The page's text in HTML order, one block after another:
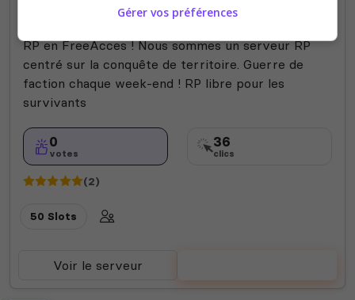
No Man's Land RP
RP en FreeAcces ! Nous sommes un serveur RP
centré sur la conquête de territoire. Guerre de
faction chaque week-end ! RP libre pour les
survivants
0
votes
36
clics
(2)
50 Slots
Voir le serveur
Gérer vos préférences